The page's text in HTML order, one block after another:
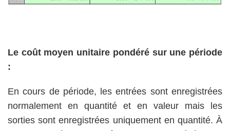
Le coût moyen unitaire pondéré sur une période
:
En cours de période, les entrées sont enregistrées
normalement en quantité et en valeur mais les
sorties sont enregistrées uniquement en quantité. À